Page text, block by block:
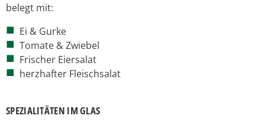
belegt mit:
Ei & Gurke
Tomate & Zwiebel
Frischer Eiersalat
herzhafter Fleischsalat
SPEZIALITÄTEN IM GLAS